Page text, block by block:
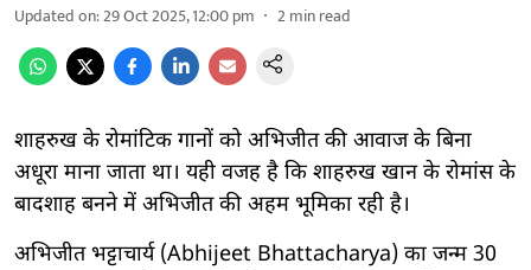
Updated on:29 Oct 2025, 12:00 pm 2min read
शाहरुख के रोमांटिक गानों को अभिजीत की आवाज के बिना
अधूरा माना जाता था। यही वजह है कि शाहरुख खान के रोमांस के
बादशाह बनने में अभिजीत की अहम भूमिका रही है।
अभिजीत भट्टाचार्य (Abhijeet Bhattacharya) का जन्म 30